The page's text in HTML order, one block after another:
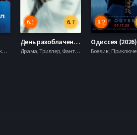
Боевик , Драма, Приключения, Фантастика,
6.7
6.1
День разоблачения (2026)
Драма, Триллер, Фантастика,
8.2
Одиссея (2026)